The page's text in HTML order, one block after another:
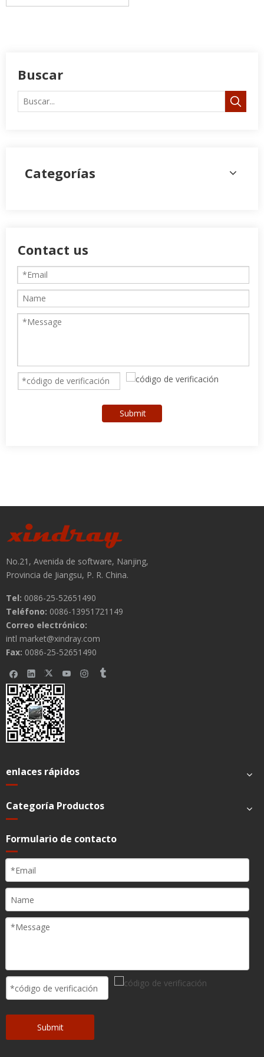
Buscar
Categorías
Contact us
Submit
No.21, Avenida de software, Nanjing,
Provincia de Jiangsu, P. R. China.
Tel: 0086-25-52651490
Teléfono: 0086-13951721149
Correo electrónico:
intl market@xindray.com
Fax: 0086-25-52651490
enlaces rápidos
Categoría Productos
Formulario de contacto
Submit